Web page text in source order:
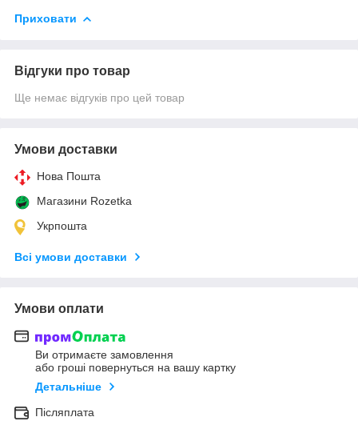
Приховати
Відгуки про товар
Ще немає відгуків про цей товар
Умови доставки
Нова Пошта
Магазини Rozetka
Укрпошта
Всі умови доставки
Умови оплати
Ви отримаєте замовлення
або гроші повернуться на вашу картку
Детальніше
Післяплата